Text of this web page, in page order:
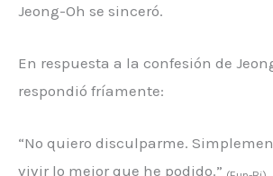
Jeong-Oh se sinceró.
En respuesta a la confesión de
respondió fríamente:
“No quiero disculparme.
vivir lo mejor que he podido.”